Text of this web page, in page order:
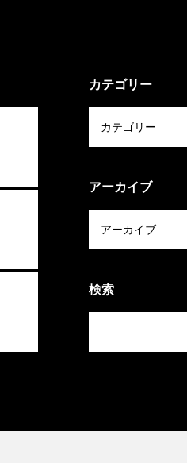
カテゴリー
アーカイブ
検索